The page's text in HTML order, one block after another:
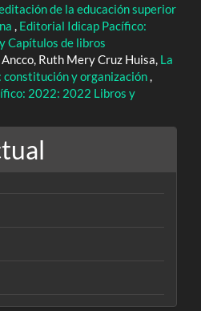
de la educación superior
, Editorial Idicap Pacífico:
Capítulos de libros
Ruth Mery Cruz Huisa, La
constitución y organización,
2022: 2022 Libros y